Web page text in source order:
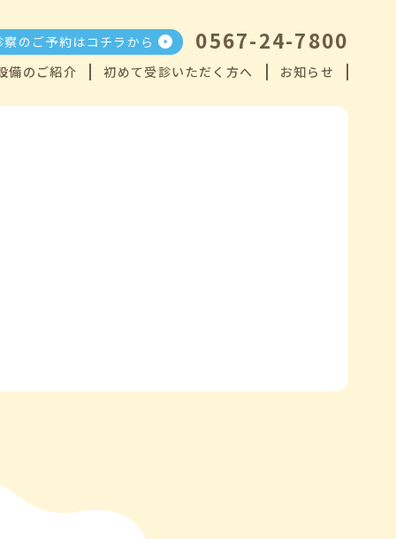
察のご予約はコチラから 0567-24-7800
備のご紹介 初めて受診いただく方へ お知らせ